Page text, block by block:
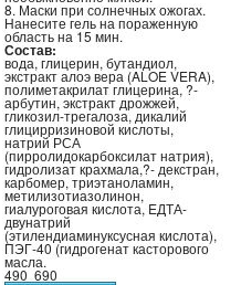
8. Маски при солнечных ожогах.
Нанесите гель на пораженную
область на 15 мин.
Состав:
вода, глицерин, бутандиол,
экстракт алоэ вера (ALOE VERA),
полиметакрилат глицерина, ?-
арбутин, экстракт дрожжей,
гликозил-трегалоза, дикалий
глицирризиновой кислоты,
натрий РСА
(пирролидокарбоксилат натрия),
гидролизат крахмала,?- декстран,
карбомер, триэтаноламин,
метилизотиазолинон,
гиалуроговая кислота, EДТА-
двунатрий
(этилендиаминуксусная кислота),
ПЭГ-40 (гидрогенат касторового
масла.
490 690